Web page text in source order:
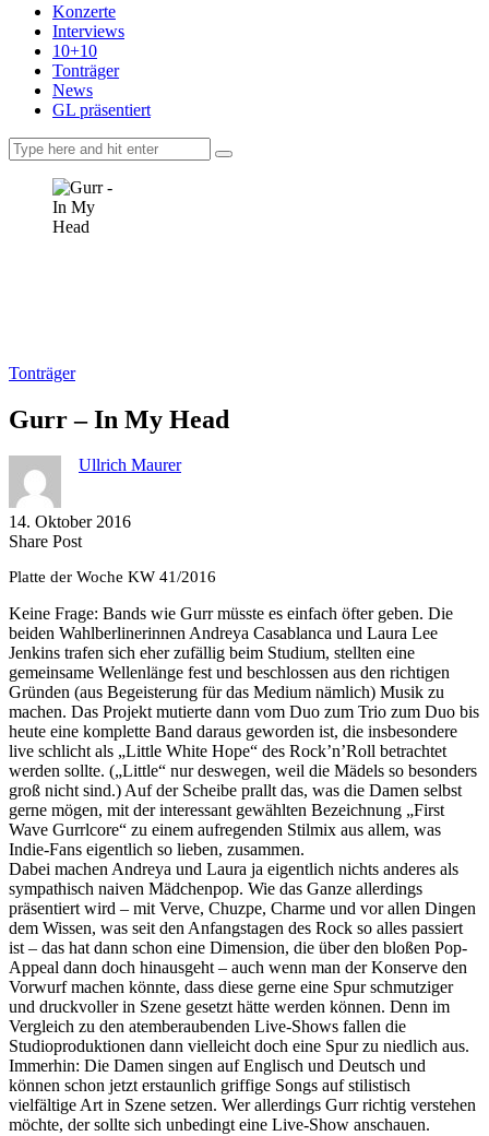
Konzerte
Interviews
10+10
Tonträger
News
GL präsentiert
Tonträger
Gurr – In My Head
Ullrich Maurer
14. Oktober 2016
Share PostShare
Facebook
Copy
to
Send
via
Platte der Woche KW 41/2016
Keine Frage: Bands wie Gurr müsste es einfach öfter geben. Die
beiden Wahlberlinerinnen Andreya Casablanca und Laura Lee
Jenkins trafen sich eher zufällig beim Studium, stellten eine
gemeinsame Wellenlänge fest und beschlossen aus den richtigen
Gründen (aus Begeisterung für das Medium nämlich) Musik zu
machen. Das Projekt mutierte dann vom Duo zum Trio zum Duo bis
heute eine komplette Band daraus geworden ist, die insbesondere
live schlicht als „Little White Hope“ des Rock’n’Roll betrachtet
werden sollte. („Little“ nur deswegen, weil die Mädels so besonders
groß nicht sind.) Auf der Scheibe prallt das, was die Damen selbst
gerne mögen, mit der interessant gewählten Bezeichnung „First
Wave Gurrlcore“ zu einem aufregenden Stilmix aus allem, was
Indie-Fans eigentlich so lieben, zusammen.
Dabei machen Andreya und Laura ja eigentlich nichts anderes als
sympathisch naiven Mädchenpop. Wie das Ganze allerdings
präsentiert wird – mit Verve, Chuzpe, Charme und vor allen Dingen
dem Wissen, was seit den Anfangstagen des Rock so alles passiert
ist – das hat dann schon eine Dimension, die über den bloßen Pop-
Appeal dann doch hinausgeht – auch wenn man der Konserve den
Vorwurf machen könnte, dass diese gerne eine Spur schmutziger
und druckvoller in Szene gesetzt hätte werden können. Denn im
Vergleich zu den atemberaubenden Live-Shows fallen die
Studioproduktionen dann vielleicht doch eine Spur zu niedlich aus.
Immerhin: Die Damen singen auf Englisch und Deutsch und
können schon jetzt erstaunlich griffige Songs auf stilistisch
vielfältige Art in Szene setzen. Wer allerdings Gurr richtig verstehen
möchte, der sollte sich unbedingt eine Live-Show anschauen.